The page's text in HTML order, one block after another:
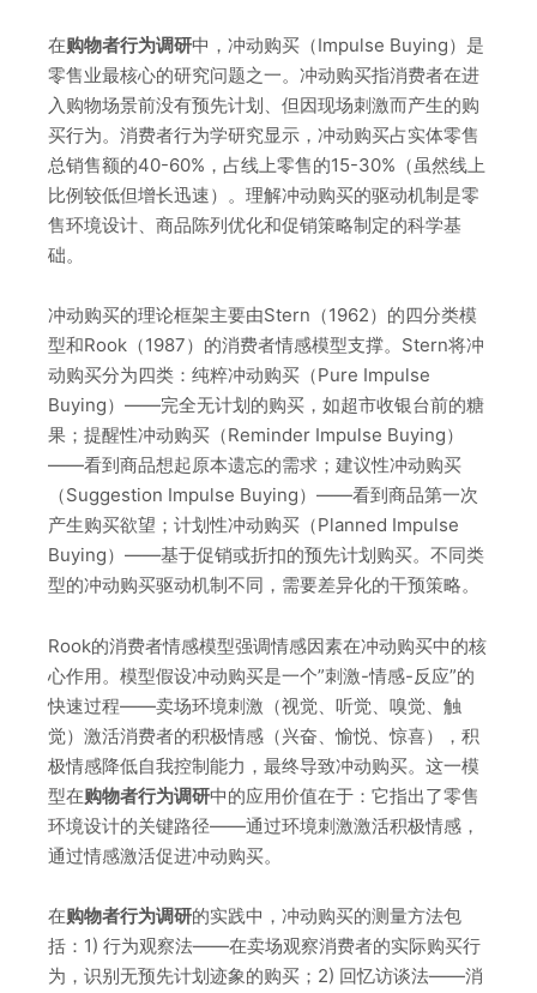
在购物者行为调研中，冲动购买（Impulse Buying）是
零售业最核心的研究问题之一。冲动购买指消费者在进
入购物场景前没有预先计划、但因现场刺激而产生的购
买行为。消费者行为学研究显示，冲动购买占实体零售
总销售额的40-60%，占线上零售的15-30%（虽然线上
比例较低但增长迅速）。理解冲动购买的驱动机制是零
售环境设计、商品陈列优化和促销策略制定的科学基
础。
冲动购买的理论框架主要由Stern（1962）的四分类模
型和Rook（1987）的消费者情感模型支撑。Stern将冲
动购买分为四类：纯粹冲动购买（Pure Impulse
Buying）——完全无计划的购买，如超市收银台前的糖
果；提醒性冲动购买（Reminder Impulse Buying）
——看到商品想起原本遗忘的需求；建议性冲动购买
（Suggestion Impulse Buying）——看到商品第一次
产生购买欲望；计划性冲动购买（Planned Impulse
Buying）——基于促销或折扣的预先计划购买。不同类
型的冲动购买驱动机制不同，需要差异化的干预策略。
Rook的消费者情感模型强调情感因素在冲动购买中的核
心作用。模型假设冲动购买是一个”刺激-情感-反应”的
快速过程——卖场环境刺激（视觉、听觉、嗅觉、触
觉）激活消费者的积极情感（兴奋、愉悦、惊喜），积
极情感降低自我控制能力，最终导致冲动购买。这一模
型在购物者行为调研中的应用价值在于：它指出了零售
环境设计的关键路径——通过环境刺激激活积极情感，
通过情感激活促进冲动购买。
在购物者行为调研的实践中，冲动购买的测量方法包
括：1) 行为观察法——在卖场观察消费者的实际购买行
为，识别无预先计划迹象的购买；2) 回忆访谈法——消